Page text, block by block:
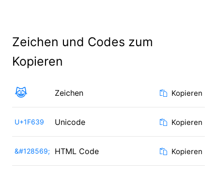
Zeichen und Codes zum
Kopieren
😹 Zeichen Kopieren
U+1F639 Unicode Kopieren
&#128569; HTML Code Kopieren